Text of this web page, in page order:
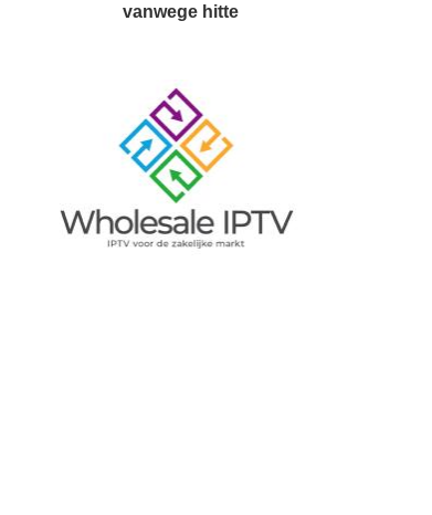
vanwege hitte